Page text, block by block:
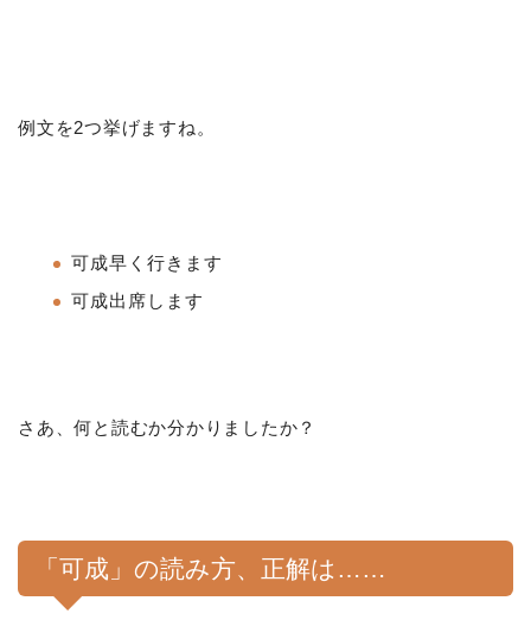
例文を2つ挙げますね。
可成早く行きます
可成出席します
さあ、何と読むか分かりましたか？
「可成」の読み方、正解は……